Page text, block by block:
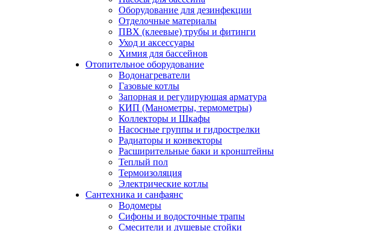
Оборудование для дезинфекции
Отделочные материалы
ПВХ (клеевые) трубы и фитинги
Уход и аксессуары
Химия для бассейнов
Отопительное оборудование
Водонагреватели
Газовые котлы
Запорная и регулирующая арматура
КИП (Манометры, термометры)
Коллекторы и Шкафы
Насосные группы и гидрострелки
Радиаторы и конвекторы
Расширительные баки и кронштейны
Теплый пол
Термоизоляция
Электрические котлы
Сантехника и санфаянс
Водомеры
Сифоны и водосточные трапы
Смесители и душевые стойки